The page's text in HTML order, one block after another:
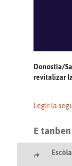
Donostia/
revitalizar
Legir la
E tanben